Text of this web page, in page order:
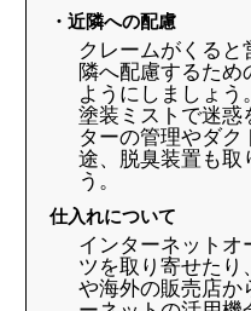
・近隣への配慮
クレームがくると
隣へ配慮するため
ようにしましょう。
塗装ミストで迷惑
ターの管理やダク
途、脱臭装置も取
う。
仕入れについて
インターネットオ
ツを取り寄せたり
や海外の販売店か